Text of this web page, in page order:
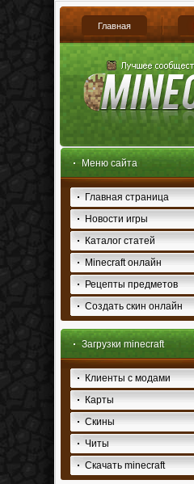
Главная
Меню сайта
Главная страница
Новости игры
Каталог статей
Minecraft онлайн
Рецепты предметов
Создать скин онлайн
Загрузки minecraft
Клиенты с модами
Карты
Скины
Читы
Скачать minecraft